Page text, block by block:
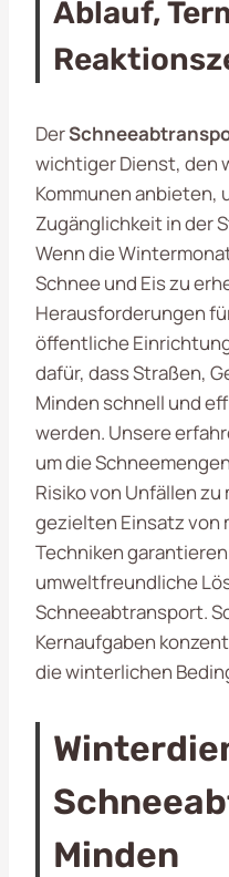
Ablauf,
Der
wichtiger Dienst, den
Kommunen anbieten,
Zugänglichkeit in der
Wenn die
Schnee und Eis zu
Herausforderungen
öffentliche
dafür, dass Straßen,
Minden schnell und
werden. Unsere
um die
Risiko von Unfällen
gezielten Einsatz von
Techniken
umweltfreundliche
Schneeabtransport.
Kernaufgaben
die winterlichen
Minden